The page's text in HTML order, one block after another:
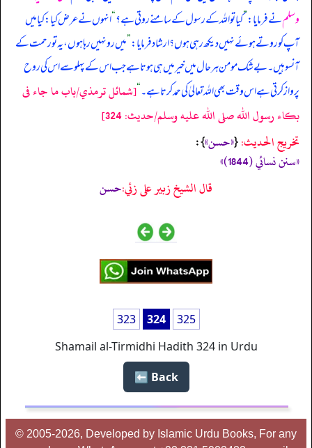
وسلمنے فرمایا:”کیا تو اللہ کے رسول کے سامنے روتی ہے؟“انہوں نے عرض کیا: کیا میں
آپ کو روتے ہوئے نہیں دیکھ رہی ہوں؟ ارشاد فرمایا:”میں رو نہیں رہا ہوں، یہ تو رحمت کے
آنسو ہیں۔ بے شک مومن ہر حال میں خیر میں ہی ہوتا ہے جب اس کے پہلو سے اس کی روح
پرواز کرتی ہے اس وقت بھی اللہ تعالیٰ کی حمد کرتا ہے۔“[شمائل ترمذي/باب ما جاء فى
بكاء رسول الله صلى الله عليه وسلم/حدیث: 324]
تخریج الحدیث:{«‏‏‏‏حسن»‏‏‏‏ }:
«سنن نسائي (1844)»
قال الشيخ زبير على زئي:حسن
323 324
325
Shamail al-Tirmidhi Hadith 324 in Urdu
Back ⬅️
© 2005-2026, Developed by Islamic Urdu Books, For any